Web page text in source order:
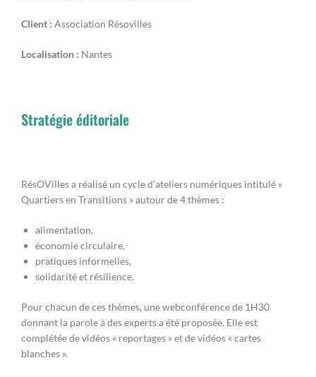
Client : Association Résovilles
Localisation : Nantes
Stratégie éditoriale
RésOVilles a réalisé un cycle d’ateliers numériques intitulé «
Quartiers en Transitions » autour de 4 thèmes :
alimentation,
économie circulaire,
pratiques informelles,
solidarité et résilience.
Pour chacun de ces thèmes, une webconférence de 1H30
donnant la parole à des experts a été proposée. Elle est
complétée de vidéos « reportages » et de vidéos « cartes
blanches ».